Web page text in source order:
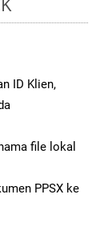
ID Klien,
file lokal
PPSX ke